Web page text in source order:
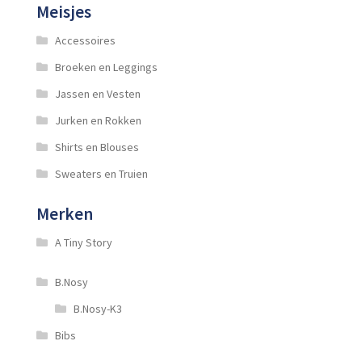
Meisjes
Accessoires
Broeken en Leggings
Jassen en Vesten
Jurken en Rokken
Shirts en Blouses
Sweaters en Truien
Merken
A Tiny Story
B.Nosy
B.Nosy-K3
Bibs